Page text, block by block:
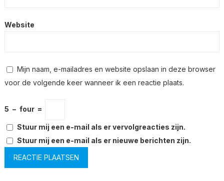
Website
Mijn naam, e-mailadres en website opslaan in deze browser
voor de volgende keer wanneer ik een reactie plaats.
5 − four =
Stuur mij een e-mail als er vervolgreacties zijn.
Stuur mij een e-mail als er nieuwe berichten zijn.